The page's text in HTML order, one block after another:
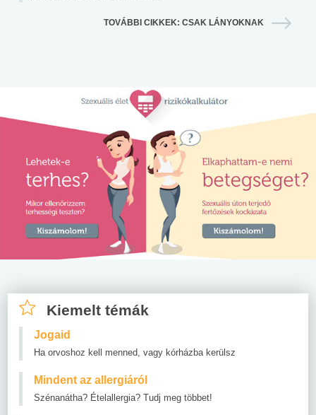
TOVÁBBI CIKKEK: CSAK LÁNYOKNAK
Kiemelt témák
Jogaid
Ha orvoshoz kell menned, vagy kórházba kerülsz
Mindent az allergiáról
Szénanátha? Ételallergia? Tudj meg többet!